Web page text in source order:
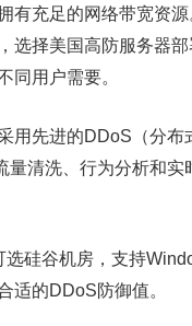
有充足的网络带宽资
选择美国高防服务器部
同用户需要。
用先进的DDoS（分
量清洗、行为分析和
选硅谷机房，支持
适的DDoS防御值。